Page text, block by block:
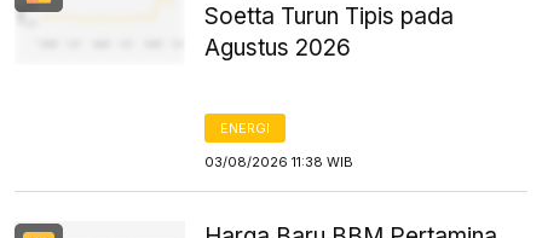
Soetta Turun Tipis pada
Agustus 2026
ENERGI
03/08/2026 11:38 WIB